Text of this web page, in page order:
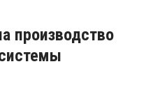
производство